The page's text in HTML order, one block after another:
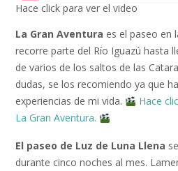
Hace click para ver el video
La Gran Aventura es el paseo en
recorre parte del Río Iguazú hasta
de varios de los saltos de las
dudas, se los recomiendo ya que
experiencias de mi vida.
Hace
La Gran Aventura.
El paseo de Luz de Luna Llena
durante cinco noches al mes.